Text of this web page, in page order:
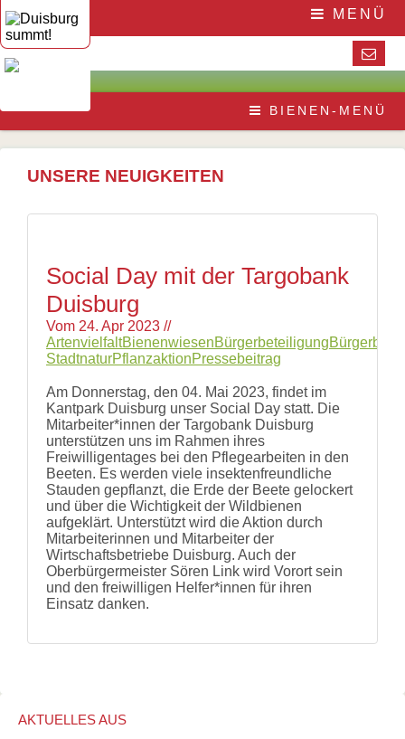
Die
Initiative
Aktuelles
Veranstaltungen
MENÜ
BIENEN-MENÜ
Bestäubungsfunktion
Bienensterben
More
honey
Stadtimkerei
Literatur
Wildbienen
Wildbienenarten
Bestäubungsfunktion
Literatur
Bienenfreundlich
Gärtnern
Allgemein
Biologische
UNSERE NEUIGKEITEN
Social Day mit der Targobank
Duisburg
Vom 24. Apr 2023 //
ArtenvielfaltBienenwiesenBürgerbeteiligung
StadtnaturPflanzaktionPressebeitrag
Am Donnerstag, den 04. Mai 2023, findet im
Kantpark Duisburg unser Social Day statt. Die
Mitarbeiter*innen der Targobank Duisburg
unterstützen uns im Rahmen ihres
Freiwilligentages bei den Pflegearbeiten in den
Beeten. Es werden viele insektenfreundliche
Stauden gepflanzt, die Erde der Beete gelockert
und über die Wichtigkeit der Wildbienen
aufgeklärt. Unterstützt wird die Aktion durch
Mitarbeiterinnen und Mitarbeiter der
Wirtschaftsbetriebe Duisburg. Auch der
Oberbürgermeister Sören Link wird Vorort sein
und den freiwilligen Helfer*innen für ihren
Einsatz danken.
AKTUELLES AUS